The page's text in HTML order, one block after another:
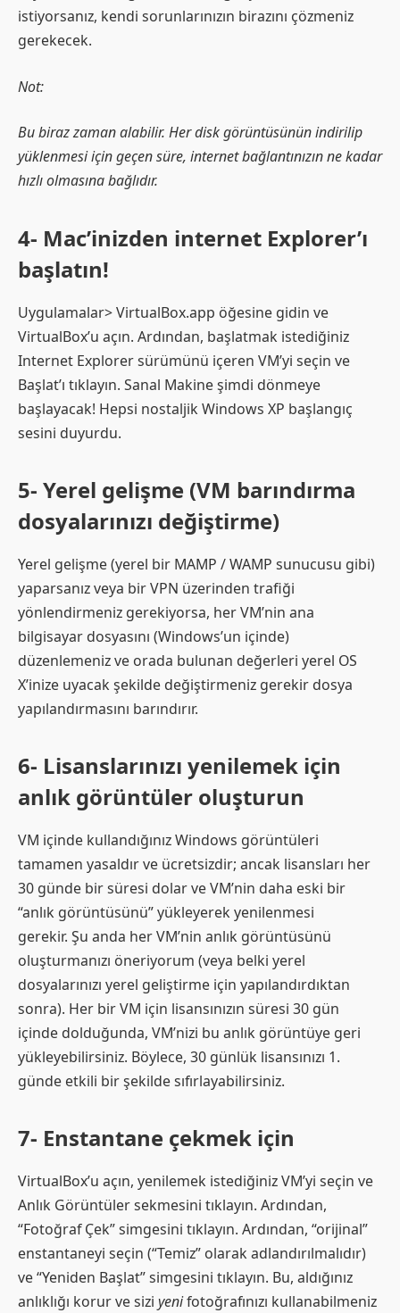
istiyorsanız, kendi sorunlarınızın birazını çözmeniz
gerekecek.
Not:
Bu biraz zaman alabilir. Her disk görüntüsünün indirilip
yüklenmesi için geçen süre, internet bağlantınızın ne kadar
hızlı olmasına bağlıdır.
4- Mac’inizden internet Explorer’ı
başlatın!
Uygulamalar> VirtualBox.app öğesine gidin ve
VirtualBox’u açın. Ardından, başlatmak istediğiniz
Internet Explorer sürümünü içeren VM’yi seçin ve
Başlat’ı tıklayın. Sanal Makine şimdi dönmeye
başlayacak! Hepsi nostaljik Windows XP başlangıç ​​
sesini duyurdu.
5- Yerel gelişme (VM barındırma
dosyalarınızı değiştirme)
Yerel gelişme (yerel bir MAMP / WAMP sunucusu gibi)
yaparsanız veya bir VPN üzerinden trafiği
yönlendirmeniz gerekiyorsa, her VM’nin ana
bilgisayar dosyasını (Windows’un içinde)
düzenlemeniz ve orada bulunan değerleri yerel OS
X’inize uyacak şekilde değiştirmeniz gerekir dosya
yapılandırmasını barındırır.
6- Lisanslarınızı yenilemek için
anlık görüntüler oluşturun
VM içinde kullandığınız Windows görüntüleri
tamamen yasaldır ve ücretsizdir; ancak lisansları her
30 günde bir süresi dolar ve VM’nin daha eski bir
“anlık görüntüsünü” yükleyerek yenilenmesi
gerekir. Şu anda her VM’nin anlık görüntüsünü
oluşturmanızı öneriyorum (veya belki yerel
dosyalarınızı yerel geliştirme için yapılandırdıktan
sonra). Her bir VM için lisansınızın süresi 30 gün
içinde dolduğunda, VM’nizi bu anlık görüntüye geri
yükleyebilirsiniz. Böylece, 30 günlük lisansınızı 1.
günde etkili bir şekilde sıfırlayabilirsiniz.
7- Enstantane çekmek için
VirtualBox’u açın, yenilemek istediğiniz VM’yi seçin ve
Anlık Görüntüler sekmesini tıklayın. Ardından,
“Fotoğraf Çek” simgesini tıklayın. Ardından, “orijinal”
enstantaneyi seçin (“Temiz” olarak adlandırılmalıdır)
ve “Yeniden Başlat” simgesini tıklayın. Bu, aldığınız
anlıklığı korur ve sizi yenifotoğrafınızı kullanabilmeniz